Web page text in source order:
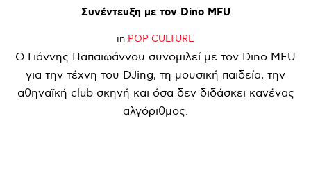
Συνέντευξη με τον Dino MFU
in POP CULTURE
Ο Γιάννης Παπαϊωάννου συνομιλεί με τον Dino MFU
για την τέχνη του DJing, τη μουσική παιδεία, την
αθηναϊκή club σκηνή και όσα δεν διδάσκει κανένας
αλγόριθμος.